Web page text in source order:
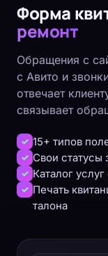
Форма
ремонт
Обращения с
с Авито и
отвечает
связывает
15+ типов
Свои статусы
Каталог
Печать
талона